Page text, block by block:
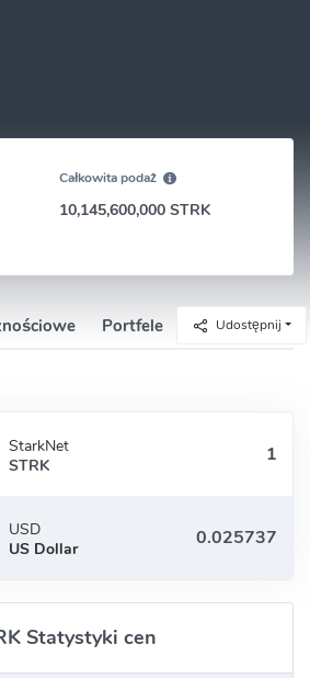
Całkowita podaż
10,145,600,000 STRK
Portfele Udostępnij
StarkNet
STRK
USD
US Dollar
Statystyki cen